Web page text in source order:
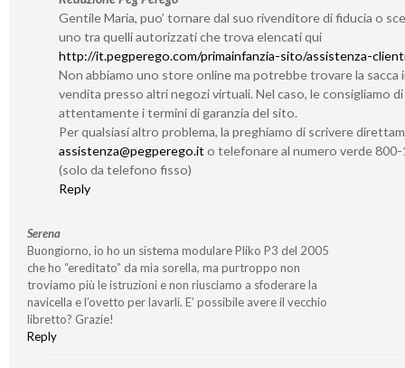
Gentile Maria, puo’ tornare dal suo rivenditore di fiducia o
uno tra quelli autorizzati che trova elencati qui
http://it.pegperego.com/primainfanzia-sito/assistenza-
Non abbiamo uno store online ma potrebbe trovare la sacca
vendita presso altri negozi virtuali. Nel caso, le consigliamo
attentamente i termini di garanzia del sito.
Per qualsiasi altro problema, la preghiamo di scrivere
assistenza@pegperego.ito telefonare al numero verde 800-
(solo da telefono fisso)
Reply
Serena
Buongiorno, io ho un sistema modulare Pliko P3 del 2005
che ho “ereditato” da mia sorella, ma purtroppo non
troviamo più le istruzioni e non riusciamo a sfoderare la
navicella e l’ovetto per lavarli. E’ possibile avere il vecchio
libretto? Grazie!
Reply